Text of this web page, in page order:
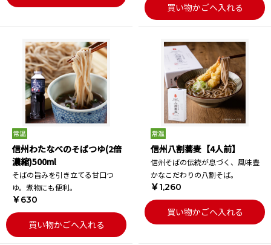
買い物かごへ入れる
信州わたなべのそばつゆ(2倍
濃縮)500ml
そばの旨みを引き立てる甘口つ
ゆ。煮物にも便利。
￥630
買い物かごへ入れる
信州八割蕎麦【4人前】
信州そばの伝統が息づく、風味豊
かなこだわりの八割そば。
￥1,260
買い物かごへ入れる